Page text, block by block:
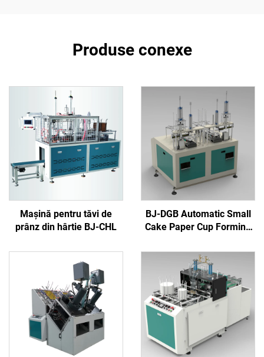
Produse conexe
Mașină pentru tăvi de
prânz din hârtie BJ-CHL
BJ-DGB Automatic Small
Cake Paper Cup Forming